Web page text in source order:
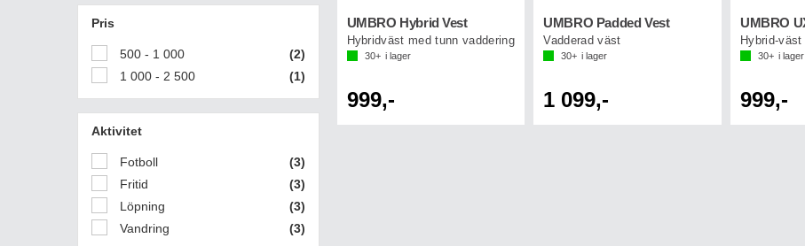
Pris
500 - 1 000
(2)
1 000 - 2 500
(1)
Aktivitet
Fotboll
(3)
Fritid
(3)
Löpning
(3)
Vandring
(3)
UMBRO Hybrid Vest
Hybridväst med tunn vaddering
30+ i lager
999,-
UMBRO Padded Vest
Vadderad väst
30+ i lager
1 099,-
Hybrid-väst
30+ i lager
999,-